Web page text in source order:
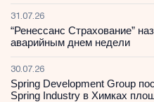
31.07.26
“Ренессанс Страхование”
аварийным днем недели
30.07.26
Spring Development Group
Spring Industry в Химках